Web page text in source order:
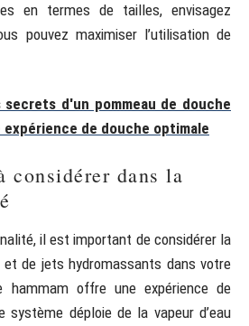
en termes de tailles, envisagez
pouvez maximiser l’utilisation de
secrets d'un pommeau de douche
de douche optimale
considérer dans la
il est important de considérer la
de jets hydromassants dans votre
hammam offre une expérience de
système déploie de la vapeur d’eau